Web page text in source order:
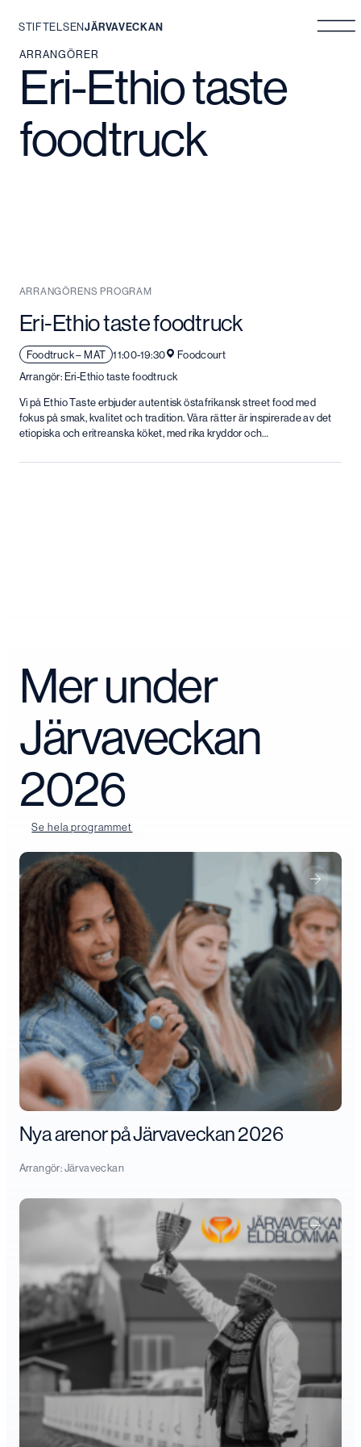
Hoppa
innehåll
STIFTELSENJÄRVAVECKAN
ARRANGÖRER
Eri-Ethio taste
foodtruck
ARRANGÖRENS PROGRAM
Eri-Ethio taste foodtruck
Foodtruck – MAT 11:00-19:30
Foodcourt
Arrangör: Eri-Ethio taste foodtruck
Vi på Ethio Taste erbjuder autentisk östafrikansk street food med
fokus på smak, kvalitet och tradition. Våra rätter är inspirerade av det
etiopiska och eritreanska köket, med rika kryddor och…
Mer under
Järvaveckan
2026
Se hela programmet
Nya arenor på Järvaveckan 2026
Arrangör: Järvaveckan